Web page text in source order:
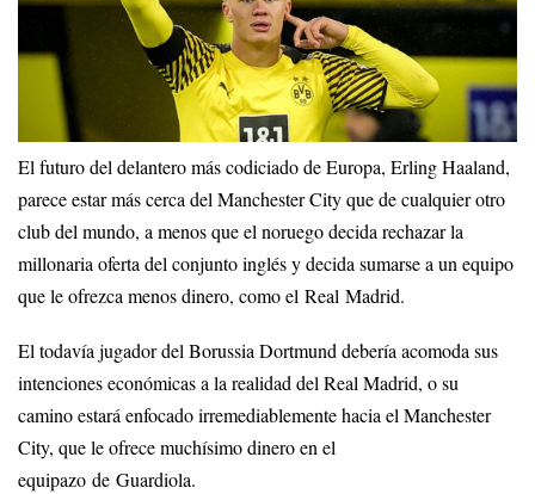
El futuro del delantero más codiciado de Europa, Erling Haaland,
parece estar más cerca del Manchester City que de cualquier otro
club del mundo, a menos que el noruego decida rechazar la
millonaria oferta del conjunto inglés y decida sumarse a un equipo
que le ofrezca menos dinero, como el Real Madrid.
El todavía jugador del Borussia Dortmund debería acomoda sus
intenciones económicas a la realidad del Real Madrid, o su
camino estará enfocado irremediablemente hacia el Manchester
City, que le ofrece muchísimo dinero en el
equipazo de Guardiola.